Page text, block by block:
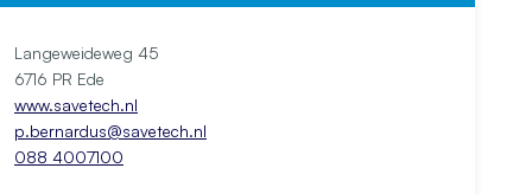
Langeweideweg 45
6716 PR Ede
www.savetech.nl
p.bernardus@savetech.nl
088 4007100